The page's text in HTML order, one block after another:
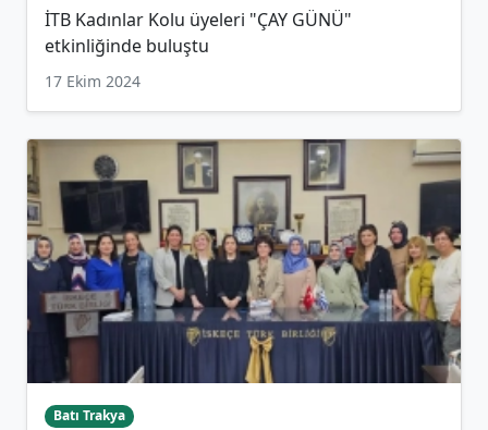
İTB Kadınlar Kolu üyeleri "ÇAY GÜNÜ"
etkinliğinde buluştu
17 Ekim 2024
Batı Trakya